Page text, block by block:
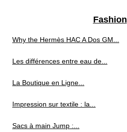
Fashion
Why the Hermès HAC A Dos GM...
Les différences entre eau de...
La Boutique en Ligne...
Impression sur textile : la...
Sacs à main Jump :...